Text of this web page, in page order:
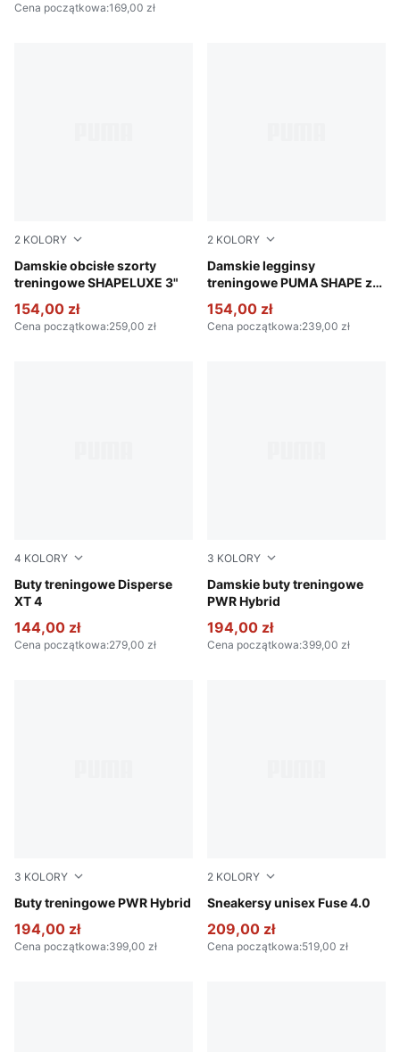
Cena początkowa:169,00 zł
2 KOLORY
Damskie obcisłe szorty
treningowe SHAPELUXE 3"
Deep Plum
154,00 zł
Cena początkowa:259,00 zł
2 KOLORY
Damskie legginsy
treningowe PUMA SHAPE z
Puma Black
154,00 zł
Cena początkowa:239,00 zł
4 KOLORY
Buty treningowe Disperse
XT 4
PUMA Black-PUMA White
144,00 zł
Cena początkowa:279,00 zł
3 KOLORY
Damskie buty treningowe
PWR Hybrid
PUMA Black-Ruby
194,00 zł
Cena początkowa:399,00 zł
3 KOLORY
Buty treningowe PWR Hybrid
PUMA Black-Cool Dark Gray-Amarena
194,00 zł
Cena początkowa:399,00 zł
2 KOLORY
Sneakersy unisex Fuse 4.0
PUMA Black-Cast Iron-
209,00 zł
Cena początkowa:519,00 zł